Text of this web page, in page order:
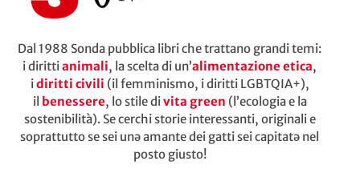
Dal 1988 Sonda pubblica libri che trattano grandi temi:
i dirittianimali, la scelta di un’alimentazione etica,
idiritti civili (il femminismo, i diritti LGBTQIA+),
il benessere, lo stile divita green (l’ecologia e la
sostenibilità). Se cerchi storie interessanti, originali e
soprattutto se sei unə amante dei gatti sei capitatə nel
posto giusto!